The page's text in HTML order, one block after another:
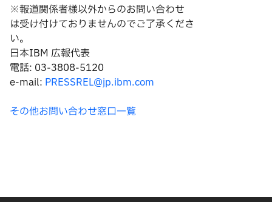
※報道関係者様以外からのお問い合わせ
は受け付けておりませんのでご了承くださ
い。
日本IBM 広報代表
電話: 03-3808-5120
e-mail: PRESSREL@jp.ibm.com
その他お問い合わせ窓口一覧